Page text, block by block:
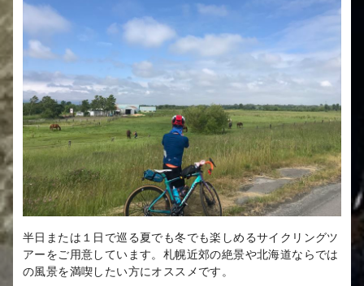
半日または１日で巡る夏でも冬でも楽しめるサイクリングツ
アーをご用意しています。札幌近郊の絶景や北海道ならでは
の風景を満喫したい方にオススメです。